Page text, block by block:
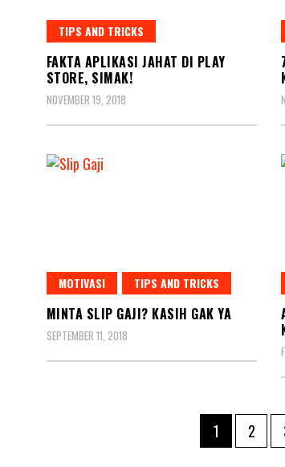
TIPS AND TRICKS
FAKTA APLIKASI JAHAT DI PLAY
STORE, SIMAK!
NOVEMBER 19, 2018
MOTIVASI TIPS AND TRICKS
MINTA SLIP GAJI? KASIH GAK YA
SEPTEMBER 11, 2018
Page
1 Page
2